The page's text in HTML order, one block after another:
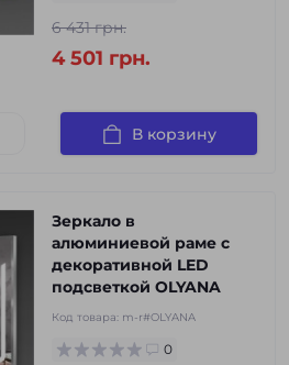
6 431 грн.
4 501 грн.
В корзину
Зеркало в
алюминиевой раме с
декоративной LED
подсветкой OLYANA
Код товара: m-r#OLYANA
0